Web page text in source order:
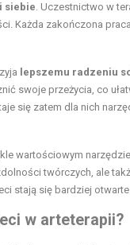
siebie. Uczestnictwo w
Każda zakończona
lepszemu radzeniu
swoje przeżycia, co
się zatem dla nich
wartościowym
twórczych, ale
stają się bardziej
w arteterapii?